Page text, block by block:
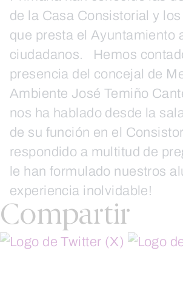
de la Casa Consistorial y
que presta el Ayuntamiento
ciudadanos. Hemos
presencia del concejal de
Ambiente José Temiño
nos ha hablado desde la
de su función en el
respondido a multitud de
le han formulado nuestros
experiencia inolvidable!
Compartir